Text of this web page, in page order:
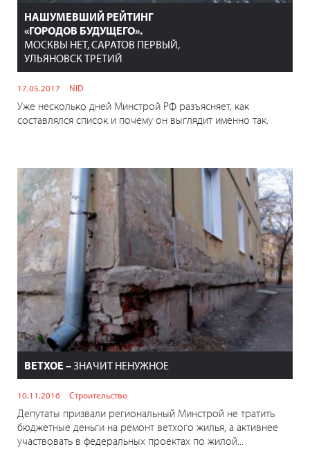
НАШУМЕВШИЙ РЕЙТИНГ
«ГОРОДОВ БУДУЩЕГО».
МОСКВЫ НЕТ, САРАТОВ ПЕРВЫЙ,
УЛЬЯНОВСК ТРЕТИЙ
17.05.2017 NID
Уже несколько дней Минстрой РФ разъясняет, как
составлялся список и почему он выглядит именно так.
ВЕТХОЕ –ЗНАЧИТ НЕНУЖНОЕ
10.11.2016 Строительство
Депутаты призвали региональный Минстрой не тратить
бюджетные деньги на ремонт ветхого жилья, а активнее
участвовать в федеральных проектах по жилой...